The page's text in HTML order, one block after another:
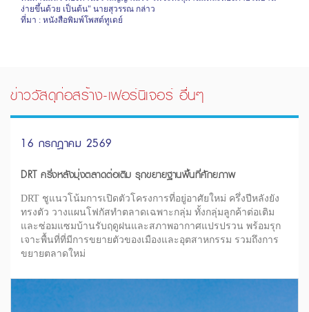
ง่ายขึ้นด้วย เป็นต้น" นายสุวรรณ กล่าว
ที่มา : หนังสือพิมพ์โพสต์ทูเดย์
ข่าววัสดุก่อสร้าง-เฟอร์นิเจอร์ อื่นๆ
16 กรกฎาคม 2569
DRT ครึ่งหลังมุ่งตลาดต่อเติม รุกขยายฐานพื้นที่ศักยภาพ
DRT ชูแนวโน้มการเปิดตัวโครงการที่อยู่อาศัยใหม่ ครึ่งปีหลังยัง
ทรงตัว วางแผนโฟกัสทำตลาดเฉพาะกลุ่ม ทั้งกลุ่มลูกค้าต่อเติม
และซ่อมแซมบ้านรับฤดูฝนและสภาพอากาศแปรปรวน พร้อมรุก
เจาะพื้นที่ที่มีการขยายตัวของเมืองและอุตสาหกรรม รวมถึงการ
ขยายตลาดใหม่